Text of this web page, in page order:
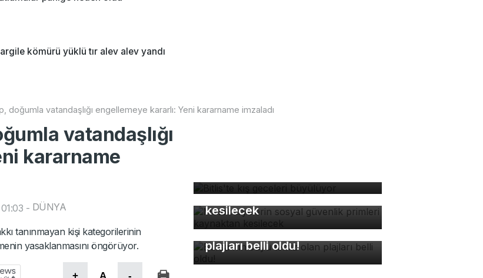
kömürü yüklü tır alev alev yandı
doğumla vatandaşlığı engellemeye kararlı: Yeni kararname imzaladı
vatandaşlığı
kararname
- DÜNYA
tanınmayan kişi kategorilerinin
yasaklanmasını öngörüyor.
Motokuryelerin sosyal
güvenlik primleri kaynaktan
kesilecek
Bursa'nın suyu temiz olan
plajları belli oldu!